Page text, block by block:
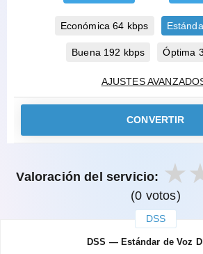
Económica 64 kbps
Buena 192 kbps Óptima
AJUSTES
CONVERTIR
Valoración del servicio:
(0 votos)
DSS
DSS — Estándar de Voz